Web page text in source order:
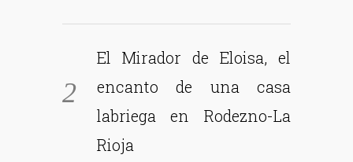
El Mirador de Eloisa, el
encanto de una casa
labriega en Rodezno-La
Rioja